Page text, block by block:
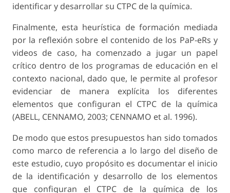
identificar y desarrollar su CTPC de la química.
Finalmente, esta heurística de formación mediada
por la reflexión sobre el contenido de los PaP-eRs y
videos de caso, ha comenzado a jugar un papel
crítico dentro de los programas de educación en el
contexto nacional, dado que, le permite al profesor
evidenciar de manera explícita los diferentes
elementos que configuran el CTPC de la química
(ABELL, CENNAMO, 2003; CENNAMO et al. 1996).
De modo que estos presupuestos han sido tomados
como marco de referencia a lo largo del diseño de
este estudio, cuyo propósito es documentar el inicio
de la identificación y desarrollo de los elementos
que configuran el CTPC de la química de los